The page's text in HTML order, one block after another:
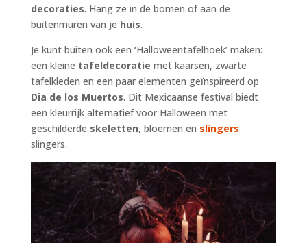
decoraties. Hang ze in de bomen of aan de
buitenmuren van je huis.
Je kunt buiten ook een ‘Halloweentafelhoek’ maken:
een kleine tafeldecoratie met kaarsen, zwarte
tafelkleden en een paar elementen geïnspireerd op
Dia de los Muertos. Dit Mexicaanse festival biedt
een kleurrijk alternatief voor Halloween met
geschilderde skeletten, bloemen en slingers
slingers.